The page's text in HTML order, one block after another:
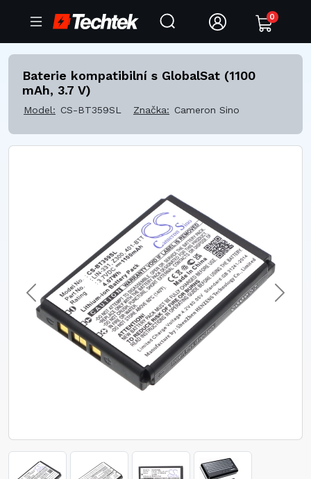
0
Baterie kompatibilní s GlobalSat (1100
mAh, 3.7 V)
Model: CS-BT359SL Značka: Cameron Sino